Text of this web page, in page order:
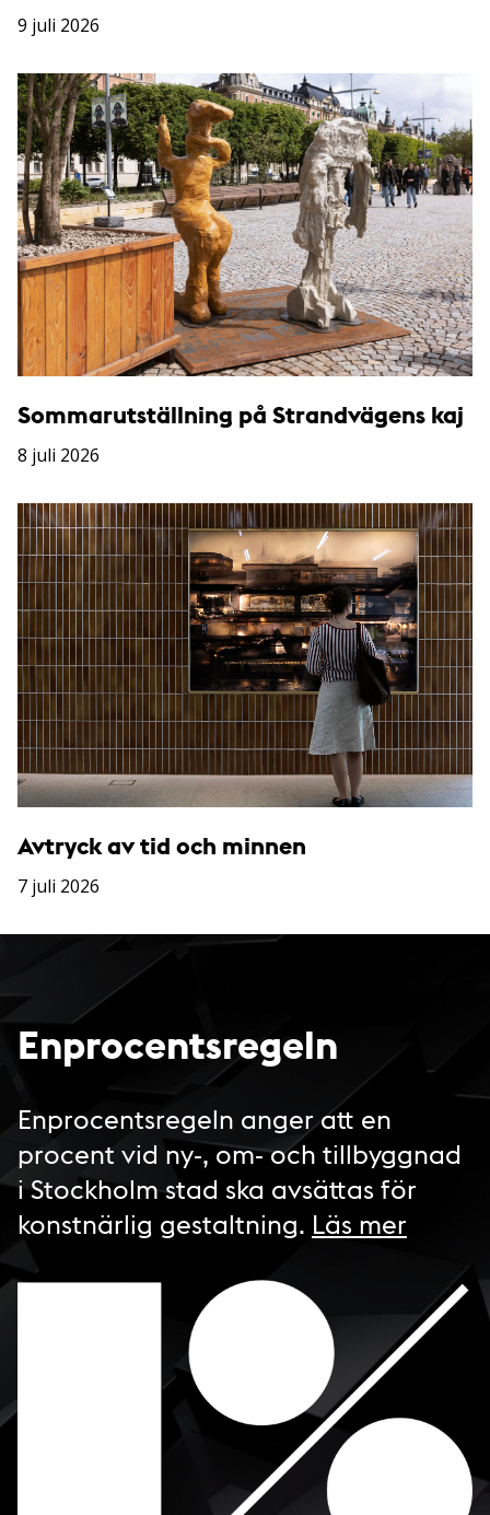
9 juli 2026
Sommarutställning på Strandvägens kaj
8 juli 2026
Avtryck av tid och minnen
7 juli 2026
Enprocentsregeln
Enprocentsregeln anger att en
procent vid ny-, om- och tillbyggnad
i Stockholm stad ska avsättas för
konstnärlig gestaltning. Läs mer